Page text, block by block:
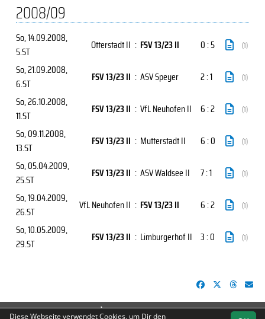
2008/09
So, 14.09.2008,
5.ST
Otterstadt II : FSV 13/23 II 0 : 5 (1)
So, 21.09.2008,
6.ST
FSV 13/23 II : ASV Speyer 2 : 1 (1)
So, 26.10.2008,
11.ST
FSV 13/23 II : VfL Neuhofen II 6 : 2 (1)
So, 09.11.2008,
13.ST
FSV 13/23 II : Mutterstadt II 6 : 0 (1)
So, 05.04.2009,
25.ST
FSV 13/23 II : ASV Waldsee II 7 : 1 (1)
So, 19.04.2009,
26.ST
VfL Neuhofen II : FSV 13/23 II 6 : 2 (1)
So, 10.05.2009,
29.ST
FSV 13/23 II : Limburgerhof II 3 : 0 (1)
soccero.de
Diese Webseite verwendet Cookies, um Dir den